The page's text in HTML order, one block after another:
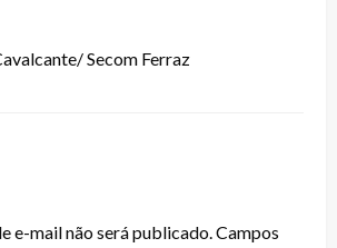
Secom Ferraz
e-mail não será publicado.Campos